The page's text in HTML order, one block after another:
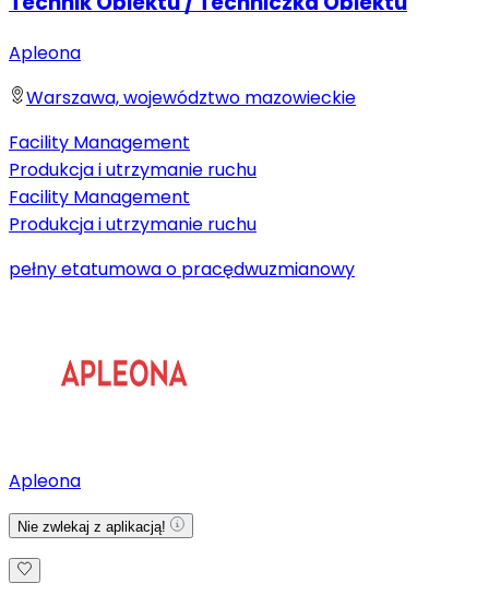
Apleona
Warszawa, województwo mazowieckie
Facility Management
Produkcja i utrzymanie ruchu
Facility Management
Produkcja i utrzymanie ruchu
pełny etatumowa o pracędwuzmianowy
Apleona
Nie zwlekaj z aplikacją!